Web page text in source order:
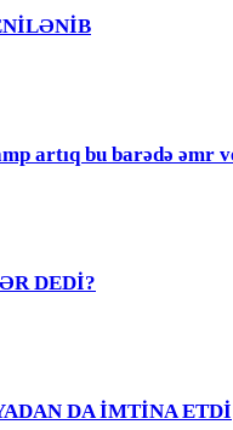
artıq bu barədə əmr
DEDİ?
DA İMTİNA ETDİ